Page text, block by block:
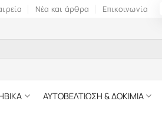
Νέα και άρθρα Επικοινωνία
ΑΥΤΟΒΕΛΤΙΩΣΗ & ΔΟΚΙΜΙΑ